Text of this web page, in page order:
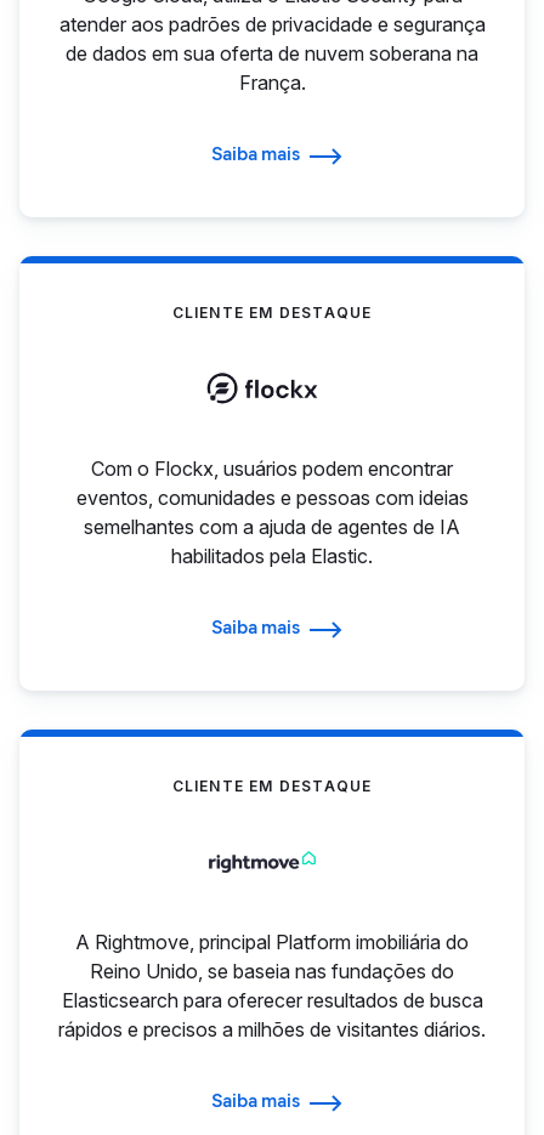
atender aos padrões de privacidade e segurança
de dados em sua oferta de nuvem soberana na
França.
Saiba mais
CLIENTE EM DESTAQUE
Com o Flockx, usuários podem encontrar
eventos, comunidades e pessoas com ideias
semelhantes com a ajuda de agentes de IA
habilitados pela Elastic.
Saiba mais
CLIENTE EM DESTAQUE
A Rightmove, principal Platform imobiliária do
Reino Unido, se baseia nas fundações do
Elasticsearch para oferecer resultados de busca
rápidos e precisos a milhões de visitantes diários.
Saiba mais